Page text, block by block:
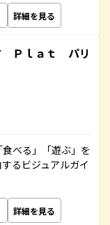
詳細を見る
Ｐｌａｔ パリ
べる」「遊ぶ」を
るビジュアルガイ
詳細を見る